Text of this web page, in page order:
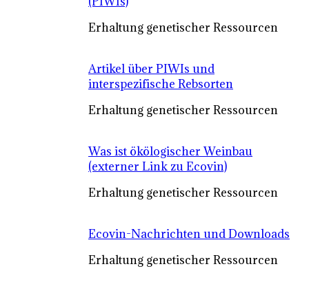
Erhaltung genetischer Ressourcen
Artikel über PIWIs und
interspezifische Rebsorten
Erhaltung genetischer Ressourcen
Was ist ökölogischer Weinbau
(externer Link zu Ecovin)
Erhaltung genetischer Ressourcen
Ecovin-Nachrichten und Downloads
Erhaltung genetischer Ressourcen